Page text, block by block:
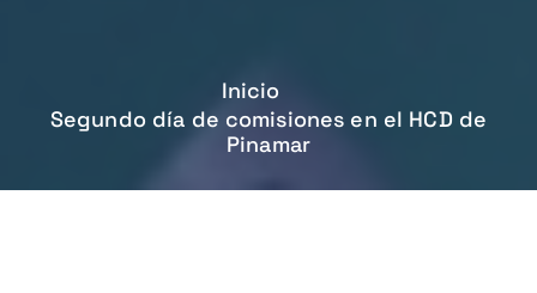
Inicio
Segundo día de comisiones en el HCD de
Pinamar